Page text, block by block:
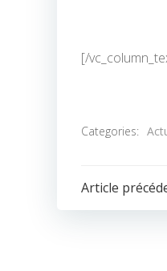
[/
Categories:
POST
Article